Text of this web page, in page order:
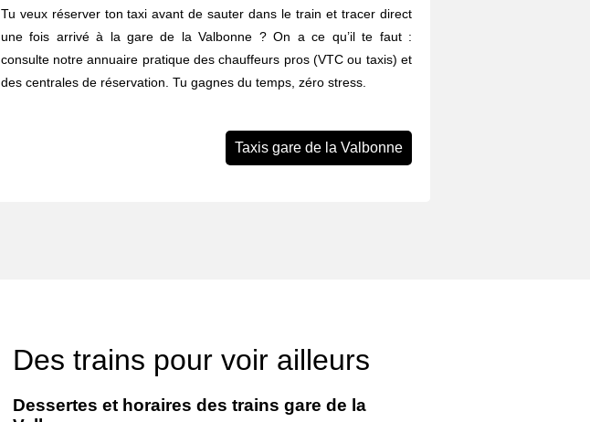
Tu veux réserver ton taxi avant de sauter dans le train et tracer direct
une fois arrivé à la gare de la Valbonne ? On a ce qu’il te faut :
consulte notre annuaire pratique des chauffeurs pros (VTC ou taxis) et
des centrales de réservation. Tu gagnes du temps, zéro stress.
Taxis gare de la Valbonne
Des trains pour voir ailleurs
Dessertes et horaires des trains gare de la